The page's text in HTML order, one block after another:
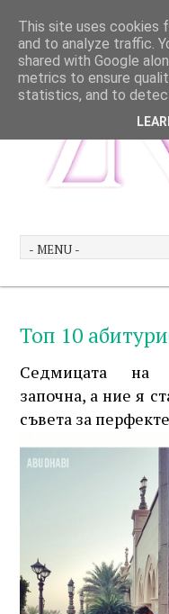
Топ 10
Седмицата на
започна, а ние я
съвета за
This site uses cookies
and to analyze traffic.
shared with Google
metrics to ensure
statistics, and to